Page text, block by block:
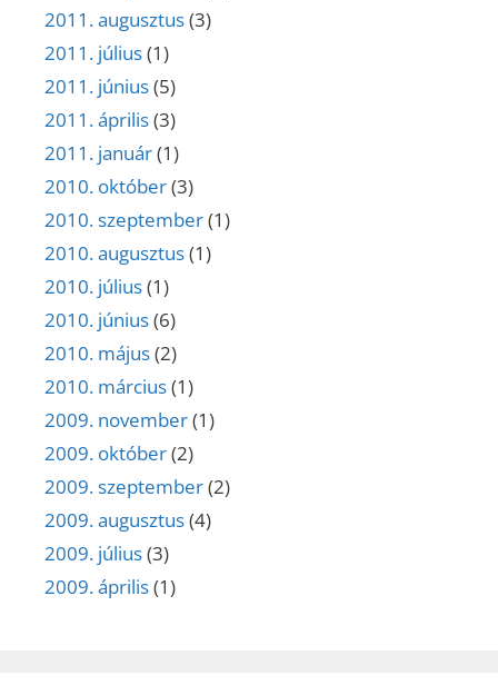
2011. augusztus(3)
2011. július(1)
2011. június(5)
2011. április(3)
2011. január(1)
2010. október(3)
2010. szeptember(1)
2010. augusztus(1)
2010. július(1)
2010. június(6)
2010. május(2)
2010. március(1)
2009. november(1)
2009. október(2)
2009. szeptember(2)
2009. augusztus(4)
2009. július(3)
2009. április(1)